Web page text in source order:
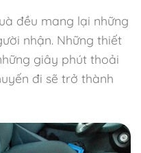
đều mang lại những
nhận. Những thiết
giây phút thoải
đi sẽ trở thành